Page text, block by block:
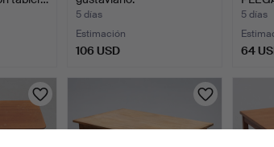
5 días
Estimación
106 USD
5 días
64